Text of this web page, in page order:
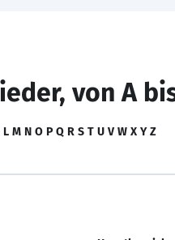
von A
L M N O P Q R S T U V W X Y Z